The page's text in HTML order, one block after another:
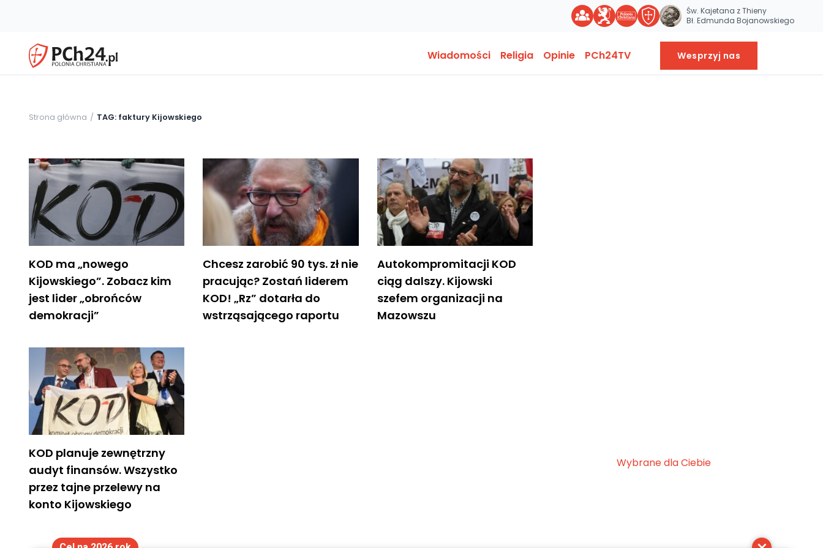
Św. Kajetana z Thieny
Bł. Edmunda Bojanowskiego
Wiadomości Religia Opinie PCh24TV Wesprzyj nas
Strona główna TAG: faktury Kijowskiego
KOD ma „nowego
Kijowskiego”. Zobacz kim
jest lider „obrońców
demokracji”
Chcesz zarobić 90 tys. zł nie
pracując? Zostań liderem
KOD! „Rz” dotarła do
wstrząsającego raportu
Autokompromitacji KOD
ciąg dalszy. Kijowski
szefem organizacji na
Mazowszu
KOD planuje zewnętrzny
audyt finansów. Wszystko
przez tajne przelewy na
konto Kijowskiego
Wybrane dla Ciebie